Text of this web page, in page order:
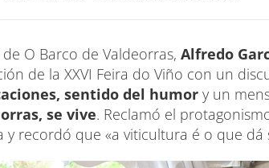
de O Barco de Valdeorras, Alfredo
de la XXVI Feira do Viño con un
sentido del humor y un
se vive. Reclamó el
y recordó que «a viticultura é o que dá